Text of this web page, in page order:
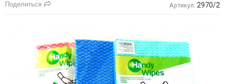
Поделиться Артикул: 2970/2